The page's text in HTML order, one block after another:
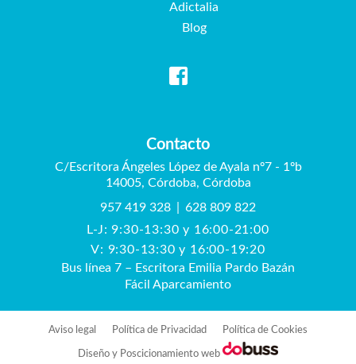
Adictalia
Blog
Contacto
C/Escritora Ángeles López de Ayala nº7 - 1ºb
14005, Córdoba, Córdoba
957 419 328
628 809 822
L-J: 9:30-13:30 y 16:00-21:00
V: 9:30-13:30 y 16:00-19:20
Bus línea 7 – Escritora Emilia Pardo Bazán
Fácil Aparcamiento
Aviso legal Política de Privacidad Política de Cookies
Diseño y Poscicionamiento web